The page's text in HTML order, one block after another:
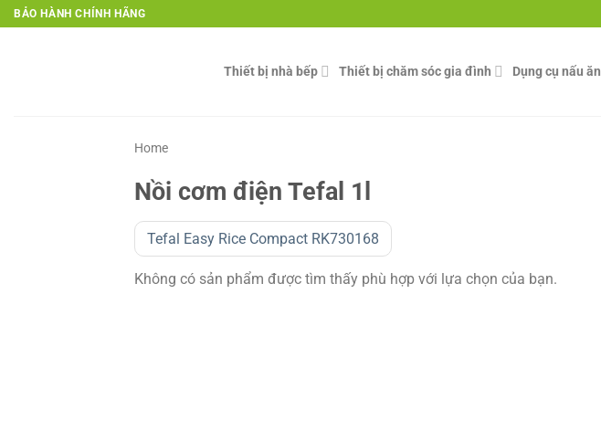
Skip
to
BẢO HÀNH CHÍNH HÃNG
Thiết bị nhà bếp Thiết bị chăm sóc gia đình Dụng cụ nấu ăn
Home
Nồi cơm điện Tefal 1l
Tefal Easy Rice Compact RK730168
Không có sản phẩm được tìm thấy phù hợp với lựa chọn của bạn.